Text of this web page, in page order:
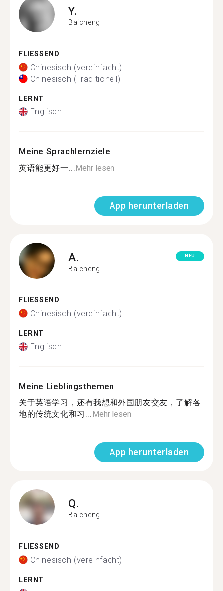
Y.
Baicheng
FLIESSEND
Chinesisch (vereinfacht)
Chinesisch (Traditionell)
LERNT
Englisch
Meine Sprachlernziele
英语能更好一...Mehr lesen
App herunterladen
A.
Baicheng
NEU
FLIESSEND
Chinesisch (vereinfacht)
LERNT
Englisch
Meine Lieblingsthemen
关于英语学习，还有我想和外国朋友交友，了解各
地的传统文化和习...Mehr lesen
App herunterladen
Q.
Baicheng
FLIESSEND
Chinesisch (vereinfacht)
LERNT